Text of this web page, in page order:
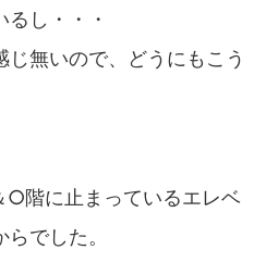
し・・・
無いので、どうにもこう
階に止まっているエレベ
でした。